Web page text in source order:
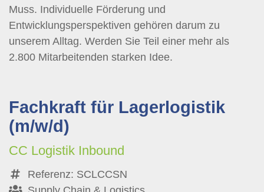
Fachkraft für Lagerlogistik
(m/w/d)
CC Logistik Inbound
Referenz: SCLCCSN
Muss. Individuelle Förderung und
Entwicklungsperspektiven gehören darum zu
unserem Alltag. Werden Sie Teil einer mehr als
2.800 Mitarbeitenden starken Idee.